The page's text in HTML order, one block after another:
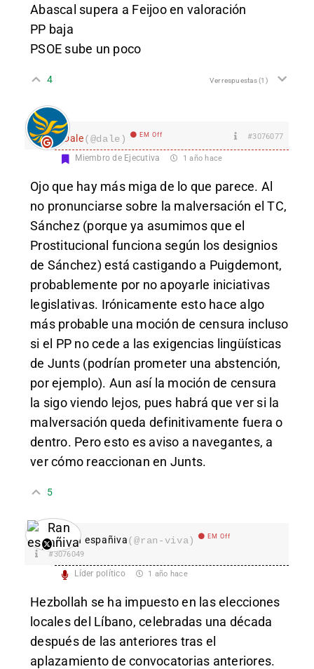
Abascal supera a Feijoo en valoración
PP baja
PSOE sube un poco
4 Ver respuestas(1)
Dale(@dale) EM Off #3076077
Miembro de Ejecutiva 1 año hace
Ojo que hay más miga de lo que parece. Al
no pronunciarse sobre la malversación el TC,
Sánchez (porque ya asumimos que el
Prostitucional funciona según los designios
de Sánchez) está castigando a Puigdemont,
probablemente por no apoyarle iniciativas
legislativas. Irónicamente esto hace algo
más probable una moción de censura incluso
si el PP no cede a las exigencias lingüísticas
de Junts (podrían prometer una abstención,
por ejemplo). Aun así la moción de censura
la sigo viendo lejos, pues habrá que ver si la
malversación queda definitivamente fuera o
dentro. Pero esto es aviso a navegantes, a
ver cómo reaccionan en Junts.
5
Ran españiva(@ran-viva) EM Off
#3076049
Líder político 1 año hace
Hezbollah se ha impuesto en las elecciones
locales del Líbano, celebradas una década
después de las anteriores tras el
aplazamiento de convocatorias anteriores.